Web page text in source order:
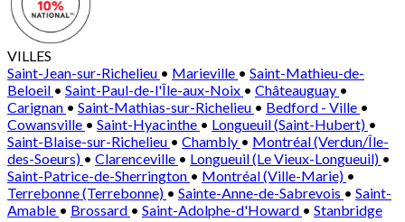
VILLES
Saint-Jean-sur-Richelieu • Marieville • Saint-Mathieu-de-
Beloeil • Saint-Paul-de-l'Île-aux-Noix • Châteauguay •
Carignan • Saint-Mathias-sur-Richelieu • Bedford - Ville •
Cowansville • Saint-Hyacinthe • Longueuil (Saint-Hubert) •
Saint-Blaise-sur-Richelieu • Chambly • Montréal (Verdun/Île-
des-Soeurs) • Clarenceville • Longueuil (Le Vieux-Longueuil) •
Saint-Patrice-de-Sherrington • Montréal (Ville-Marie) •
Terrebonne (Terrebonne) • Sainte-Anne-de-Sabrevois • Saint-
Amable • Brossard • Saint-Adolphe-d'Howard • Stanbridge